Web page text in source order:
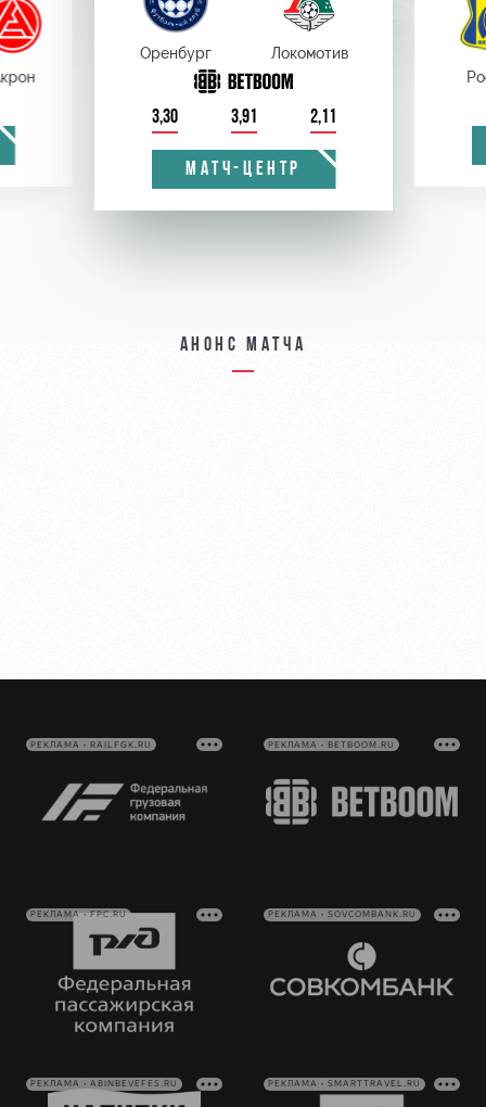
Оренбург Локомотив
3,30 3,91 2,11
МАТЧ-ЦЕНТР
Анонс матча
РЕКЛАМА • RAILFGK.RU РЕКЛАМА • BETBOOM.RU
РЕКЛАМА • FPC.RU РЕКЛАМА • SOVCOMBANK.RU
РЕКЛАМА • ABINBEVEFES.RU РЕКЛАМА • SMARTTRAVEL.RU